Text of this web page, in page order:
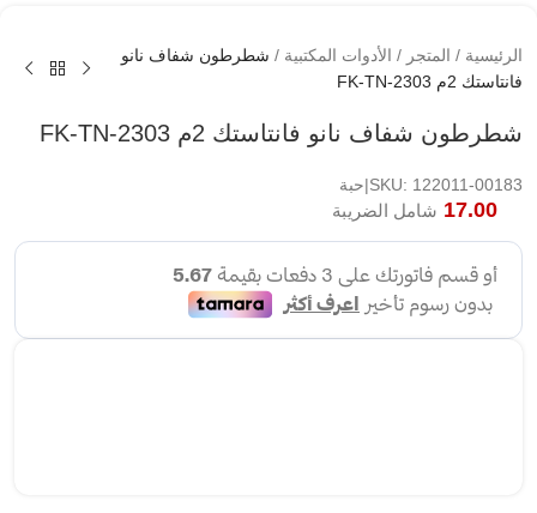
الرئيسية / المتجر / الأدوات المكتبية / شطرطون شفاف نانو
فانتاستك 2م FK-TN-2303
شطرطون شفاف نانو فانتاستك 2م FK-TN-2303
SKU: 122011-00183|حبة
17.00 شامل الضريبة